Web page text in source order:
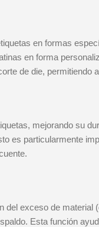
en formas
en forma
de die, permitiendo
mejorando su
es particularmente
del exceso de material
Esta función